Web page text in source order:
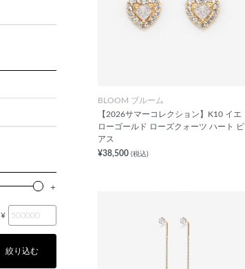
¥
絞り込む
BLOOM ブルーム
【2026サマーコレクション】K10 イエ
ローゴールド ローズクォーツ ハート ピ
アス
¥38,500 (税込)